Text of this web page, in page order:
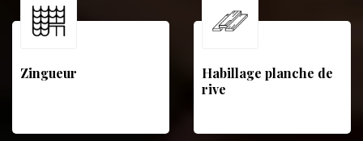
Zingueur
Habillage planche de
rive